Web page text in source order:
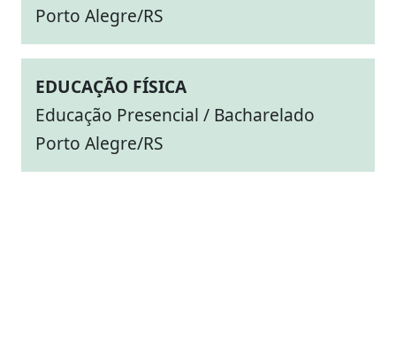
Porto Alegre/RS
EDUCAÇÃO FÍSICA
Educação Presencial / Bacharelado
Porto Alegre/RS